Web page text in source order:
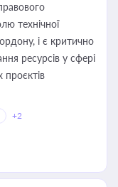
технічної
і є критично
ресурсів у сфері
проєктів
+2